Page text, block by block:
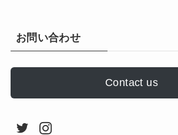
お問い合わせ
Contact us